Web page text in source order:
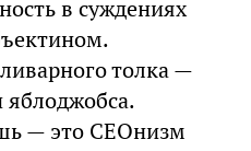
в суждениях
толка —
яблоджобса.
— это СЕОнизм